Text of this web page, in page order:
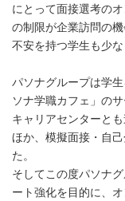
にとって面接選考の
の制限が企業訪問の
不安を持つ学生も少な
パソナグループは学
ソナ学職カフェ」の
キャリアセンターと
ほか、模擬面接・自
た。
そしてこの度パソナ
ート強化を目的に、